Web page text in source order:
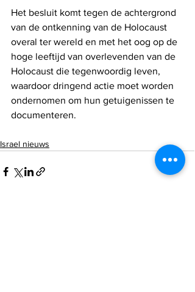
Het besluit komt tegen de achtergrond
van de ontkenning van de Holocaust
overal ter wereld en met het oog op de
hoge leeftijd van overlevenden van de
Holocaust die tegenwoordig leven,
waardoor dringend actie moet worden
ondernomen om hun getuigenissen te
documenteren.
Israel nieuws